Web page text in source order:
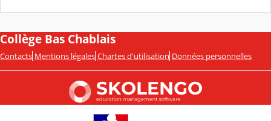
Collège Bas Chablais
Contacts Mentions légales Chartes d'utilisation Données personnelles